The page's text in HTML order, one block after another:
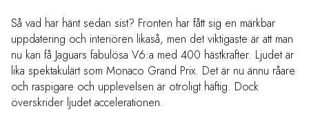
Så vad har hänt sedan sist? Fronten har fått sig en märkbar
uppdatering och interiören likaså, men det viktigaste är att man
nu kan få Jaguars fabulösa V6:a med 400 hästkrafter. Ljudet är
lika spektakulärt som Monaco Grand Prix. Det är nu ännu råare
och raspigare och upplevelsen är otroligt häftig. Dock
överskrider ljudet accelerationen.